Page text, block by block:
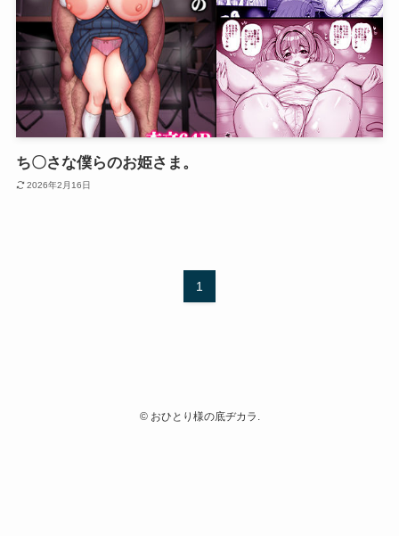
ち〇さな僕らのお姫さま。
2026年2月16日
1
©おひとり様の底ヂカラ.